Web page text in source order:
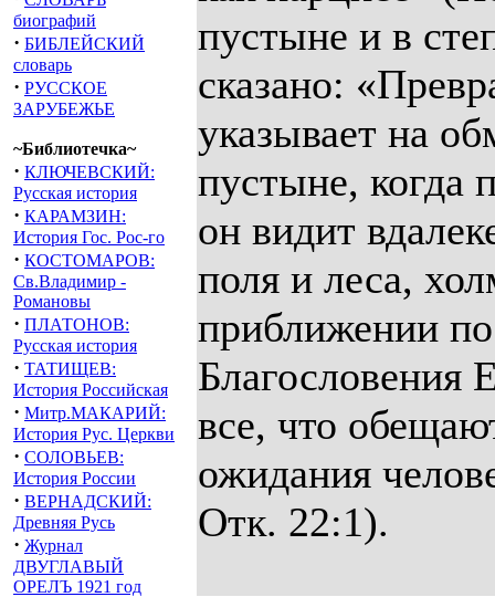
биографий
· БИБЛЕЙСКИЙ
словарь
· РУССКОЕ
ЗАРУБЕЖЬЕ
~Библиотечка~
· КЛЮЧЕВСКИЙ:
Русская история
· КАРАМЗИН:
История Гос. Рос-го
· КОСТОМАРОВ:
Св.Владимир -
Романовы
· ПЛАТОНОВ:
Русская история
· ТАТИЩЕВ:
История Российская
· Митр.МАКАРИЙ:
История Рус. Церкви
· СОЛОВЬЕВ:
История России
· ВЕРНАДСКИЙ:
Древняя Русь
· Журнал
ДВУГЛАВЫЙ
ОРЕЛЪ 1921 год
пустыне и в
сказано:
указывает на
пустыне, когда
он видит
поля и леса,
приближении
Благословения
все, что
ожидания
Отк. 22:1).